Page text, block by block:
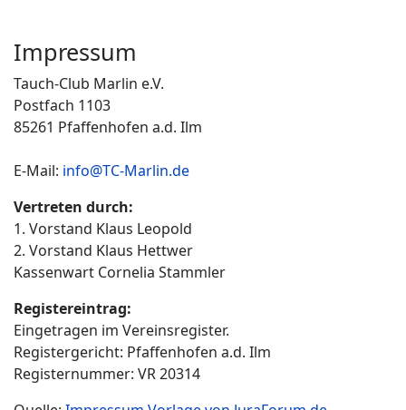
Impressum
Tauch-Club Marlin e.V.
Postfach 1103
85261 Pfaffenhofen a.d. Ilm
E-Mail: info@TC-Marlin.de
Vertreten durch:
1. Vorstand Klaus Leopold
2. Vorstand Klaus Hettwer
Kassenwart Cornelia Stammler
Registereintrag:
Eingetragen im Vereinsregister.
Registergericht: Pfaffenhofen a.d. Ilm
Registernummer: VR 20314